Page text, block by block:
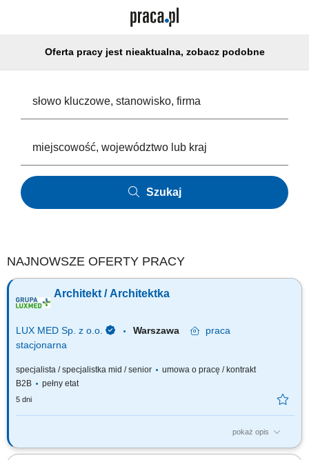
Oferta pracy jest nieaktualna, zobacz podobne
Szukaj
NAJNOWSZE OFERTY PRACY
Architekt / Architektka
LUX MED Sp. z o.o. Warszawa
praca
stacjonarna
specjalista / specjalistka mid / senior
umowa o pracę / kontrakt
B2B
pełny etat
5 dni
pokaż opis
Twoją rolą będzie: Wykonywanie projektów Technologii Medycznej dla